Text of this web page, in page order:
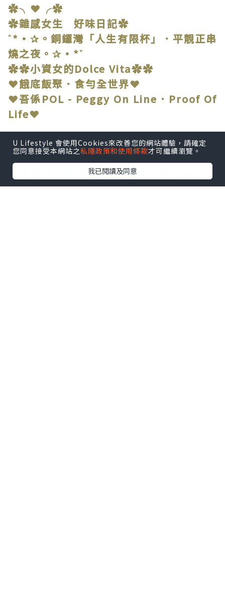
✿╮❤╭✿
✿雜感女生 好味日記✿
˚*•✰。銅鑼灣「人生有限杯」．平靚正串
燒之夜。✰•*˚
✿✿小資女的Dolce Vita✿✿
❤餓底飯聚．食勻全世界❤
❤吾係POL - Peggy On Line．Proof Of
Life❤
❤
近排真係忙到頭頂出煙，難得夾到姐妹放
工，
U Lifestyle 會使用Cookies來改善您的網站體驗，請確定
您同意接受本網站之私隱政策和使用條款才可繼續瀏覽。
我已閱讀及同意